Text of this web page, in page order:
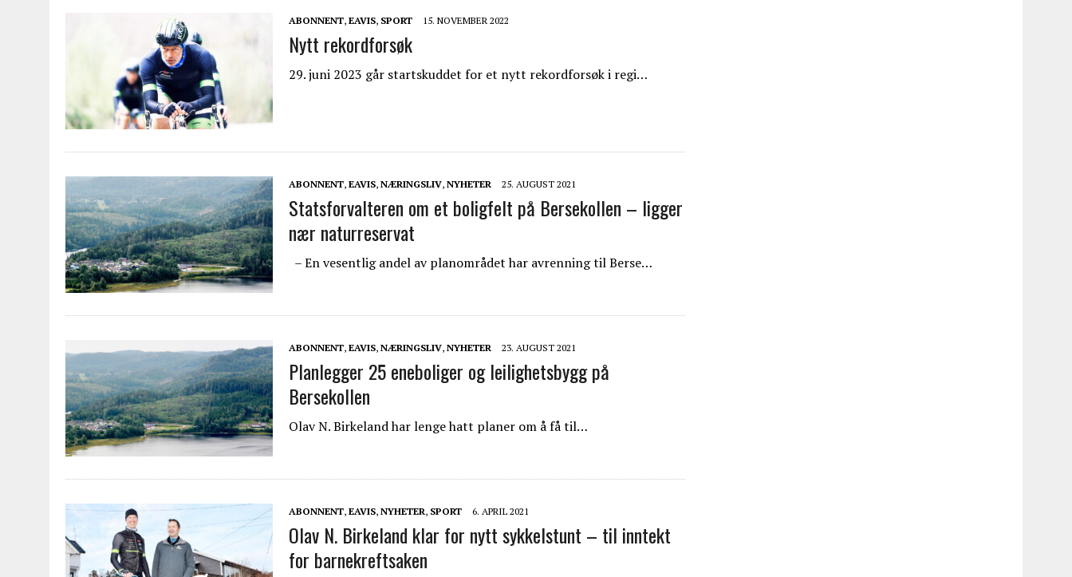
ABONNENT, EAVIS, SPORT 15. NOVEMBER 2022
Nytt rekordforsøk
29. juni 2023 går startskuddet for et nytt rekordforsøk i regi…
ABONNENT, EAVIS, NÆRINGSLIV, NYHETER 25. AUGUST 2021
Statsforvalteren om et boligfelt på Bersekollen – ligger
nær naturreservat
– En vesentlig andel av planområdet har avrenning til Berse…
ABONNENT, EAVIS, NÆRINGSLIV, NYHETER 23. AUGUST 2021
Planlegger 25 eneboliger og leilighetsbygg på
Bersekollen
Olav N. Birkeland har lenge hatt planer om å få til…
ABONNENT, EAVIS, NYHETER, SPORT 6. APRIL 2021
Olav N. Birkeland klar for nytt sykkelstunt – til inntekt
for barnekreftsaken